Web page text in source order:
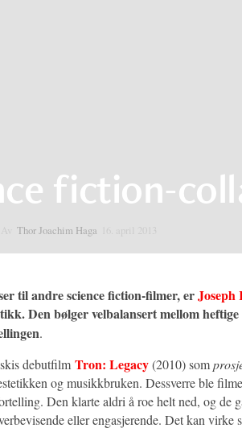
fiction-
Thor Joachim Haga
til andre science fiction-filmer, erJoseph
Den bølger velbalansert mellom
.
debutfilm Tron: Legacy(2010) som
og musikkbruken. Dessverre ble
Den klarte aldri å roe helt ned, og de
eller engasjerende. Det kan virke